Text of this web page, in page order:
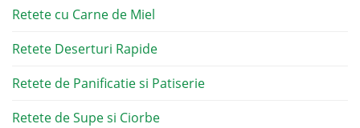
Retete cu Carne de Miel
Retete Deserturi Rapide
Retete de Panificatie si Patiserie
Retete de Supe si Ciorbe